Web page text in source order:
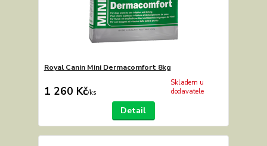
Royal Canin Mini Dermacomfort 8kg
1 260 Kč/ks
Skladem u
dodavatele
Detail